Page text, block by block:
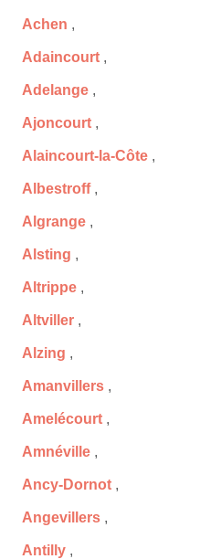
Achen ,
Adaincourt ,
Adelange ,
Ajoncourt ,
Alaincourt-la-Côte ,
Albestroff,
Algrange ,
Alsting ,
Altrippe ,
Altviller ,
Alzing ,
Amanvillers ,
Amelécourt ,
Amnéville ,
Ancy-Dornot ,
Angevillers ,
Antilly ,